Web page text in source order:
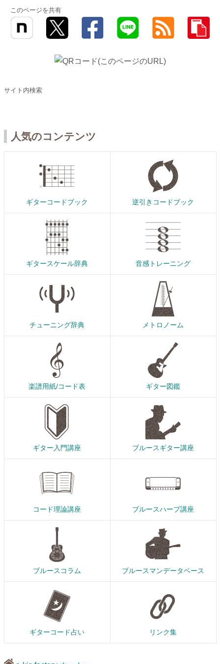
このページを共有
サイト内検索
人気のコンテンツ
ギターコードブック 逆引きコードブック
ギタースケール辞典 音感トレーニング
チューニング辞典 メトロノーム
楽譜用紙/コード表 ギター図鑑
ギター入門講座 ブルースギター講座
コード理論講座 ブルースハープ講座
ブルースコラム ブルースマンデータベース
ギターコード占い リンク集